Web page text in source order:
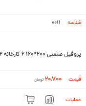
0011
پروفیل صنعتی ۲۰۰*۱۶۰ ۶ کارخانه ۱۲متری
20,700 تومان